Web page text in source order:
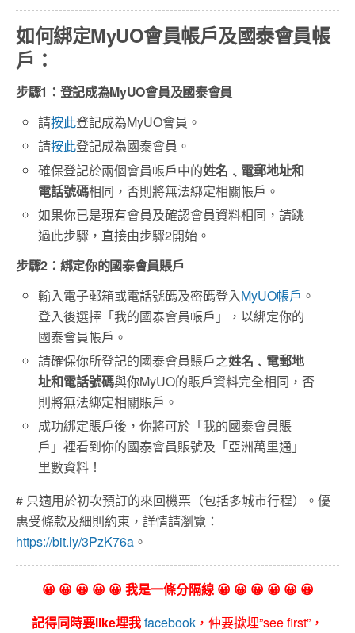
如何綁定MyUO會員帳戶及國泰會員帳
戶：
步驟1：登記成為MyUO會員及國泰會員
請按此登記成為MyUO會員。
請按此登記成為國泰會員。
確保登記於兩個會員帳戶中的姓名﹑電郵地址和
電話號碼相同，否則將無法綁定相關帳戶。
如果你已是現有會員及確認會員資料相同，請跳
過此步驟，直接由步驟2開始。
步驟2：綁定你的國泰會員賬戶
輸入電子郵箱或電話號碼及密碼登入MyUO帳戶 。
登入後選擇「我的國泰會員帳戶」，以綁定你的
國泰會員帳戶。
請確保你所登記的國泰會員賬戶之姓名﹑電郵地
址和電話號碼與你MyUO的賬戶資料完全相同，否
則將無法綁定相關賬戶。
成功綁定賬戶後，你將可於「我的國泰會員賬
戶」裡看到你的國泰會員賬號及「亞洲萬里通」
里數資料！
# 只適用於初次預訂的來回機票（包括多城市行程）。優
惠受條款及細則約束，詳情請瀏覽：
https://bit.ly/3PzK76a 。
😀 😀 😀 😀 😀 我是一條分隔線 😀 😀 😀 😀 😀 😀
記得同時要like埋我facebook ，仲要撳埋”see first”，